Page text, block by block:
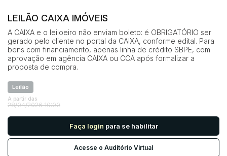
Utilitário
Judiciais Extrajudiciais
Faixa de valor
R$ até R$
LEILÃO CAIXA IMÓVEIS
A CAIXA e o leiloeiro não enviam boleto: é OBRIGATÓRIO ser
gerado pelo cliente no portal da CAIXA, conforme edital. Para
bens com financiamento, apenas linha de crédito SBPE, com
aprovação em agência CAIXA ou CCA após formalizar a
proposta de compra.
Leilão
A partir das
28/04/2026 10:00
Faça login para se habilitar
Acesse o Auditório Virtual